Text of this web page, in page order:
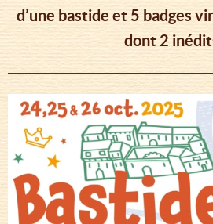
d’une bastide et 5 badges
dont 2